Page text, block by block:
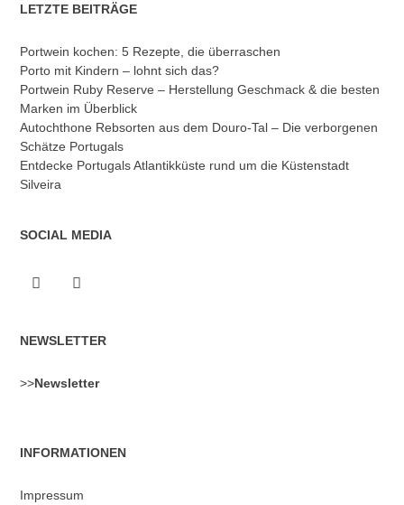
LETZTE BEITRÄGE
Portwein kochen: 5 Rezepte, die überraschen
Porto mit Kindern – lohnt sich das?
Portwein Ruby Reserve – Herstellung Geschmack & die besten
Marken im Überblick
Autochthone Rebsorten aus dem Douro-Tal – Die verborgenen
Schätze Portugals
Entdecke Portugals Atlantikküste rund um die Küstenstadt
Silveira
SOCIAL MEDIA
NEWSLETTER
>>Newsletter
INFORMATIONEN
Impressum